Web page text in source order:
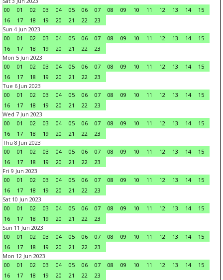
00
01 02 03 04 05 06 07 08 09 10 11 12 13 14
15
16
17 18 19 20 21 22
23
Sun 4 Jun 2023
00
01 02 03 04 05 06 07 08 09 10 11 12 13 14
15
16
17 18 19 20 21 22
23
Mon 5 Jun 2023
00
01 02 03 04 05 06 07 08 09 10 11 12 13 14
15
16
17 18 19 20 21 22
23
Tue 6 Jun 2023
00
01 02 03 04 05 06 07 08 09 10 11 12 13 14
15
16
17 18 19 20 21 22
23
Wed 7 Jun 2023
00
01 02 03 04 05 06 07 08 09 10 11 12 13 14
15
16
17 18 19 20 21 22
23
Thu 8 Jun 2023
00
01 02 03 04 05 06 07 08 09 10 11 12 13 14
15
16
17 18 19 20 21 22
23
Fri 9 Jun 2023
00
01 02 03 04 05 06 07 08 09 10 11 12 13 14
15
16
17 18 19 20 21 22
23
Sat 10 Jun 2023
00
01 02 03 04 05 06 07 08 09 10 11 12 13 14
15
16
17 18 19 20 21 22
23
Sun 11 Jun 2023
00
01 02 03 04 05 06 07 08 09 10 11 12 13 14
15
16
17 18 19 20 21 22
23
Mon 12 Jun 2023
00
01 02 03 04 05 06 07 08 09 10 11 12 13 14
15
16
17 18 19 20 21 22
23